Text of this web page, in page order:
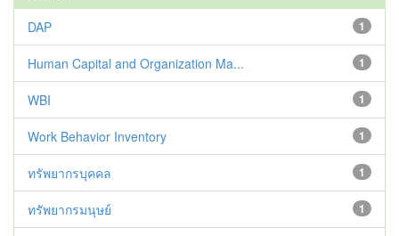
1
DAP
1
Human Capital and Organization Ma...
1
WBI
1
Work Behavior Inventory
1
ทรัพยากรบุคคล
1
ทรัพยากรมนุษย์